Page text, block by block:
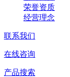
荣誉资质
经营理念
联系我们
在线咨询
产品搜索